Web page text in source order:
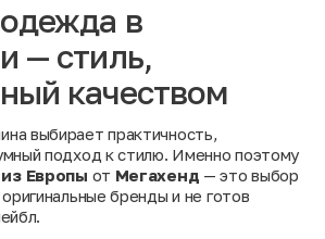
в
— стиль,
качеством
выбирает практичность,
подход к стилю. Именно поэтому
Европы от Мегахенд — это выбор
бренды и не готов